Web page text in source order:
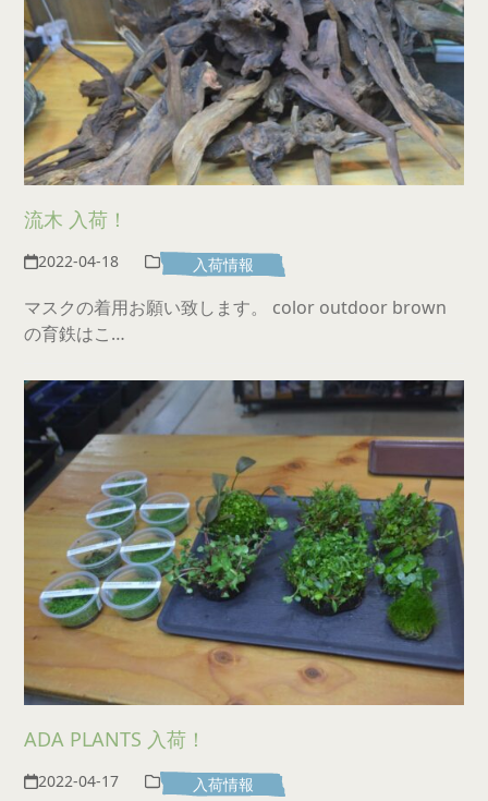
流木 入荷！
2022-04-18 入荷情報
マスクの着用お願い致します。 color outdoor brown
の育鉄はこ…
ADA PLANTS 入荷！
2022-04-17 入荷情報